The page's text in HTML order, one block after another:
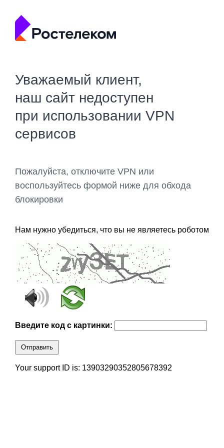
Уважаемый клиент,
наш сайт недоступен
при использовании VPN
сервисов
Пожалуйста, отключите VPN или
воспользуйтесь формой ниже для обхода
блокировки
Нам нужно убедиться, что вы не являетесь роботом
Введите код с картинки:
Отправить
Your support ID is: 13903290352805678392